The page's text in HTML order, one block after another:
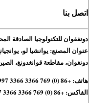
اتصل بنا
دونغقوان للتكنولوجيا الصادقة
عنوان المصنع: يوانشيا لو،
دونغوان، مقاطعة قوانغدونغ، الصين
هاتف: +86 (0) 769 3366 3366 9997+
الفاكس: +86 (0) 769 3366 3366 9997+